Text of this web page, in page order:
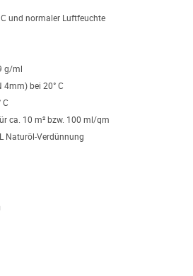
C und normaler Luftfeuchte
g/ml
4mm) bei 20° C
C
ca. 10 m² bzw. 100 ml/qm
Naturöl-Verdünnung